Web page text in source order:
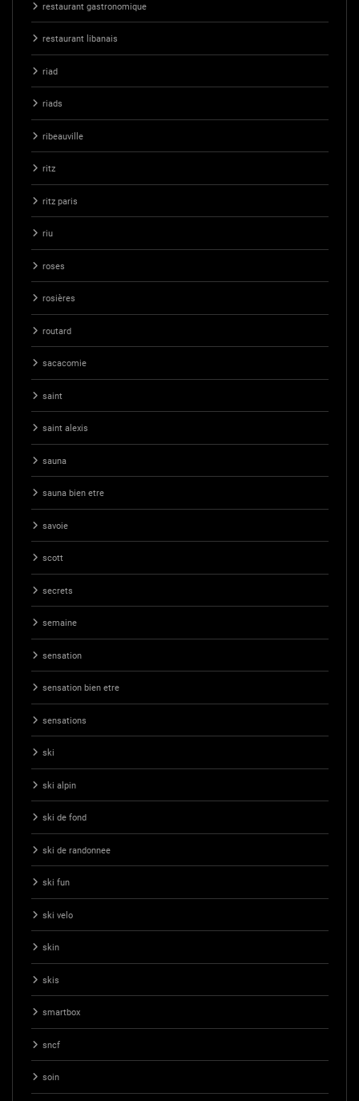
restaurant gastronomique
restaurant libanais
riad
riads
ribeauville
ritz
ritz paris
riu
roses
rosières
routard
sacacomie
saint
saint alexis
sauna
sauna bien etre
savoie
scott
secrets
semaine
sensation
sensation bien etre
sensations
ski
ski alpin
ski de fond
ski de randonnee
ski fun
ski velo
skin
skis
smartbox
sncf
soin